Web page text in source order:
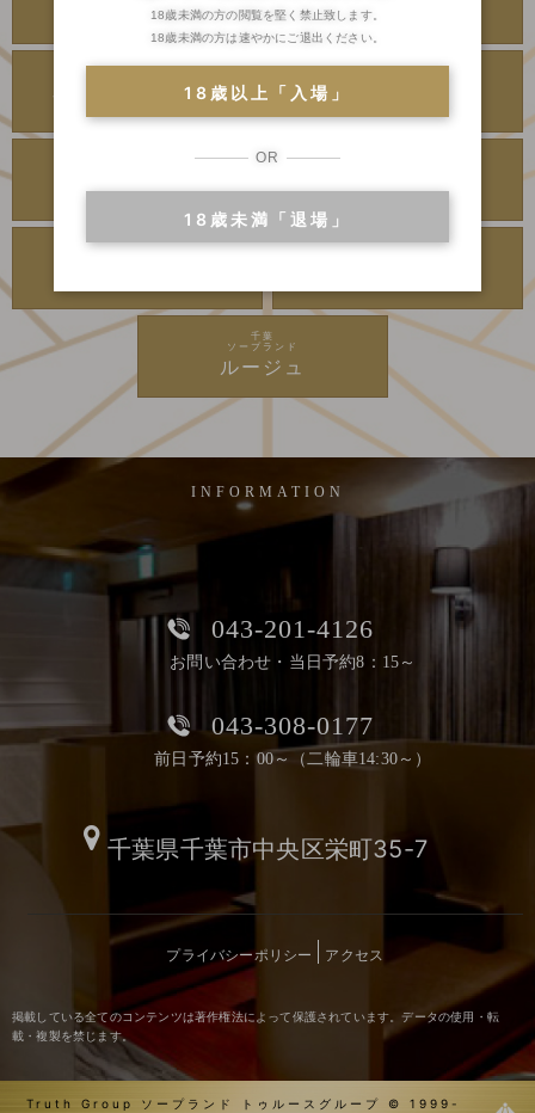
琥珀 金瓶梅
アラビアンナイト カンカン娘ネオ
グランローズ アカデミー
吉原
千葉
千葉
ソープランド
ルージュ
INFORMATION
043-201-4126
お問い合わせ・当日予約8：15～
043-308-0177
前日予約15：00～（二輪車14:30～）
千葉県千葉市中央区栄町35-7
プライバシーポリシー アクセス
掲載している全てのコンテンツは著作権法によって保護されています。データの使用・転
載・複製を禁じます。
Truth Group ソープランド トゥルースグループ © 1999-
18歳未満の方の閲覧を堅く禁止致します。
18歳未満の方は速やかにご退出ください。
18歳以上「入場」
OR
18歳未満「退場」